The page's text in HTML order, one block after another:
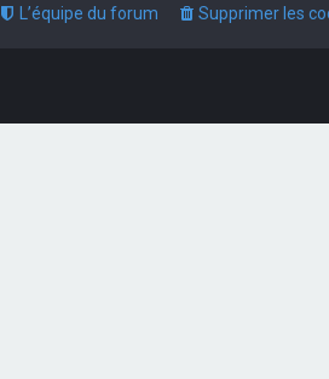
Supprimer les
L’équipe du forum